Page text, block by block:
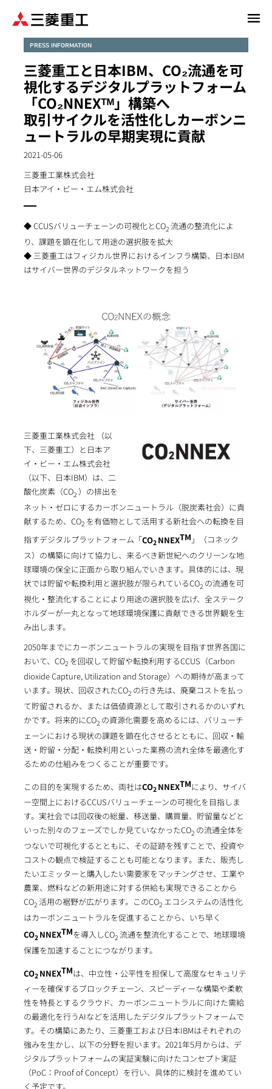
PRESS INFORMATION
三菱重工と日本IBM、CO₂流通を可
視化するデジタルプラットフォーム
「CO₂NNEXᵀᴹ」構築へ
取引サイクルを活性化しカーボンニ
ュートラルの早期実現に貢献
2021-05-06
三菱重工業株式会社
日本アイ・ビー・エム株式会社
◆ CCUSバリューチェーンの可視化とCO2 流通の整流化によ
り、課題を顕在化して用途の選択肢を拡大
◆ 三菱重工はフィジカル世界におけるインフラ構築、日本IBM
はサイバー世界のデジタルネットワークを担う
三菱重工業株式会社 （以
下、三菱重工）と日本ア
イ・ビー・エム株式会社
（以下、日本IBM）は、二
酸化炭素（CO2 ）の排出を
ネット・ゼロにするカーボンニュートラル（脱炭素社会）に貢
献するため、CO2 を有価物として活用する新社会への転換を目
指すデジタルプラットフォーム「CO2 NNEXTM 」（コネック
ス）の構築に向けて協力し、来るべき新世紀へのクリーンな地
球環境の保全に正面から取り組んでいきます。具体的には、現
状では貯留や転換利用と選択肢が限られているCO2 の流通を可
視化・整流化することにより用途の選択肢を広げ、全ステーク
ホルダーが一丸となって地球環境保護に貢献できる世界観を生
み出します。
2050年までにカーボンニュートラルの実現を目指す世界各国に
おいて、CO2 を回収して貯留や転換利用するCCUS（Carbon
dioxide Capture, Utilization and Storage）への期待が高まって
います。現状、回収されたCO2 の行き先は、廃棄コストを払っ
て貯留されるか、または価値資源として取引されるかのいずれ
かです。将来的にCO2 の資源化需要を高めるには、バリューチ
ェーンにおける現状の課題を顕在化させるとともに、回収・輸
送・貯留・分配・転換利用といった業務の流れ全体を最適化す
るための仕組みをつくることが重要です。
この目的を実現するため、両社はCO2 NNEXTMにより、サイバ
ー空間上におけるCCUSバリューチェーンの可視化を目指しま
す。実社会では回収後の総量、移送量、購買量、貯留量などと
いった別々のフェーズでしか見ていなかったCO2 の流通全体を
つないで可視化するとともに、その証跡を残すことで、投資や
コストの観点で検証することも可能となります。また、販売し
たいエミッターと購入したい需要家をマッチングさせ、工業や
農業、燃料などの新用途に対する供給も実現できることから
CO2 活用の裾野が広がります。このCO2 エコシステムの活性化
はカーボンニュートラルを促進することから、いち早く
CO2 NNEXTMを導入しCO2 流通を整流化することで、地球環境
保護を加速することにつながります。
CO2 NNEXTMは、中立性・公平性を担保して高度なセキュリテ
ィーを確保するブロックチェーン、スピーディーな構築や柔軟
性を特長とするクラウド、カーボンニュートラルに向けた需給
の最適化を行うAIなどを活用したデジタルプラットフォームで
す。その構築にあたり、三菱重工および日本IBMはそれぞれの
強みを生かし、以下の分野を担います。2021年5月からは、デ
ジタルプラットフォームの実証実験に向けたコンセプト実証
（PoC：Proof of Concept）を行い、具体的に検討を進めてい
く予定です。